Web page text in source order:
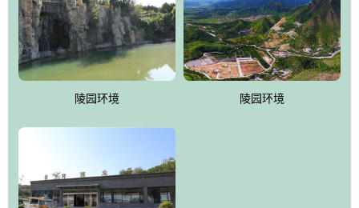
陵园环境 陵园环境